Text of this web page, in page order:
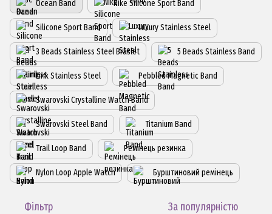
Ocean Band Nike Silicone Sport Band
Silicone Sport Band Luxury Stainless Steel
3 Beads Stainless Steel Braslet 5 Beads Stainless Band
Link Stainless Steel Pebbled Magnetic Band
Swarovski Crystalline Watch Band
Swarovski Steel Band Titanium Band
Trail Loop Band Ремінець резинка
Nylon Loop Apple Watch Бурштиновий ремінець
Фільтр За популярністю